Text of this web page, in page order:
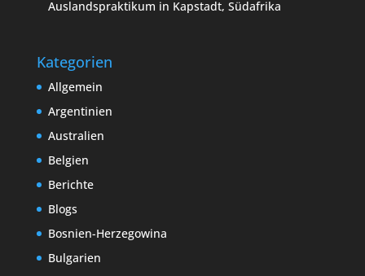
Auslandspraktikum in Kapstadt, Südafrika
Kategorien
Allgemein
Argentinien
Australien
Belgien
Berichte
Blogs
Bosnien-Herzegowina
Bulgarien